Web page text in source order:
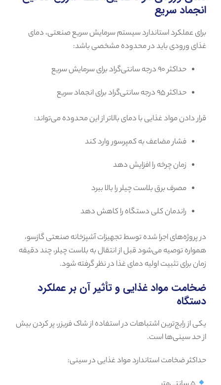
انجماد سریع
برای عملکرد استاندارد سیستم سرمایش سریع صنعتی، دمای
غذای ورودی باید در محدوده مشخصی باشد:
حداکثر ۹۰ درجه سانتی‌گراد برای سرمایش سریع
حداکثر ۹۵ درجه سانتی‌گراد برای انجماد سریع
قرار دادن مواد غذایی با دمای بالاتر از این محدوده می‌تواند:
فشار مضاعف به کمپرسور وارد کند
زمان چرخه را افزایش دهد
مصرف برق بلاست چیلر را بالا ببرد
راندمان کلی دستگاه را کاهش دهد
در پروژه‌های اجرا شده توسط تجهیزات آشپزخانه صنعتی گازسو،
همواره توصیه می‌شود قبل از انتقال به بلاست چیلر، چند دقیقه
زمان برای تثبیت اولیه دمای غذا در نظر گرفته شود.
ضخامت مواد غذایی و تأثیر آن بر عملکرد
دستگاه
یکی از رایج‌ترین اشتباهات در استفاده از شاک فریزر، پر کردن بیش
از حد سینی‌ها است.
حداکثر ضخامت استاندارد مواد غذایی در سینی: